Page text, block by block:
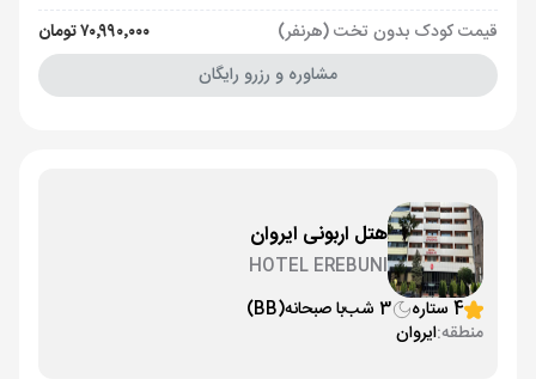
قیمت کودک بدون تخت (هرنفر)
۷۰٬۹۹۰٬۰۰۰ تومان
مشاوره و رزرو رایگان
هتل اربونی ایروان
HOTEL EREBUNI
4 ستاره
3 شب با صبحانه(BB)
منطقه:ایروان